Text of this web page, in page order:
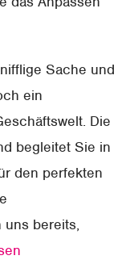
Sache und
ein
Die
begleitet Sie in
den perfekten
uns bereits,